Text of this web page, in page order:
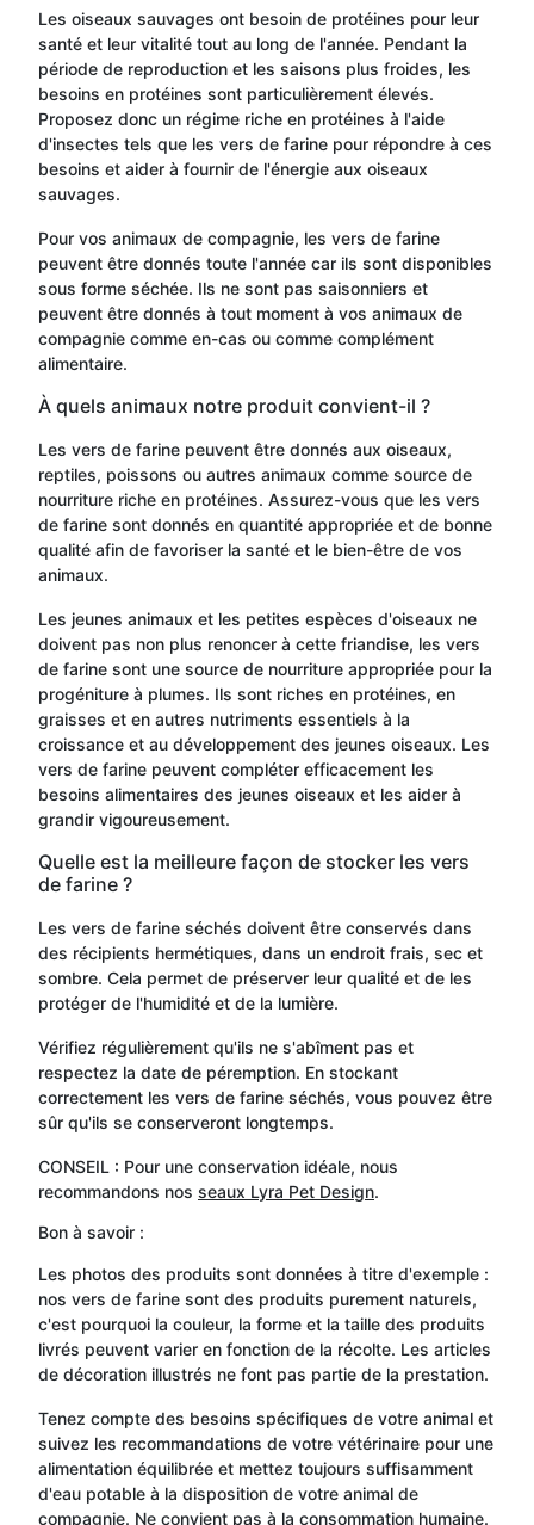
Les oiseaux sauvages ont besoin de protéines pour leur
santé et leur vitalité tout au long de l'année. Pendant la
période de reproduction et les saisons plus froides, les
besoins en protéines sont particulièrement élevés.
Proposez donc un régime riche en protéines à l'aide
d'insectes tels que les vers de farine pour répondre à ces
besoins et aider à fournir de l'énergie aux oiseaux
sauvages.
Pour vos animaux de compagnie, les vers de farine
peuvent être donnés toute l'année car ils sont disponibles
sous forme séchée. Ils ne sont pas saisonniers et
peuvent être donnés à tout moment à vos animaux de
compagnie comme en-cas ou comme complément
alimentaire.
À quels animaux notre produit convient-il ?
Les vers de farine peuvent être donnés aux oiseaux,
reptiles, poissons ou autres animaux comme source de
nourriture riche en protéines. Assurez-vous que les vers
de farine sont donnés en quantité appropriée et de bonne
qualité afin de favoriser la santé et le bien-être de vos
animaux.
Les jeunes animaux et les petites espèces d'oiseaux ne
doivent pas non plus renoncer à cette friandise, les vers
de farine sont une source de nourriture appropriée pour la
progéniture à plumes. Ils sont riches en protéines, en
graisses et en autres nutriments essentiels à la
croissance et au développement des jeunes oiseaux. Les
vers de farine peuvent compléter efficacement les
besoins alimentaires des jeunes oiseaux et les aider à
grandir vigoureusement.
Quelle est la meilleure façon de stocker les vers
de farine ?
Les vers de farine séchés doivent être conservés dans
des récipients hermétiques, dans un endroit frais, sec et
sombre. Cela permet de préserver leur qualité et de les
protéger de l'humidité et de la lumière.
Vérifiez régulièrement qu'ils ne s'abîment pas et
respectez la date de péremption. En stockant
correctement les vers de farine séchés, vous pouvez être
sûr qu'ils se conserveront longtemps.
CONSEIL : Pour une conservation idéale, nous
recommandons nos seaux Lyra Pet Design.
Bon à savoir :
Les photos des produits sont données à titre d'exemple :
nos vers de farine sont des produits purement naturels,
c'est pourquoi la couleur, la forme et la taille des produits
livrés peuvent varier en fonction de la récolte. Les articles
de décoration illustrés ne font pas partie de la prestation.
Tenez compte des besoins spécifiques de votre animal et
suivez les recommandations de votre vétérinaire pour une
alimentation équilibrée et mettez toujours suffisamment
d'eau potable à la disposition de votre animal de
compagnie. Ne convient pas à la consommation humaine.